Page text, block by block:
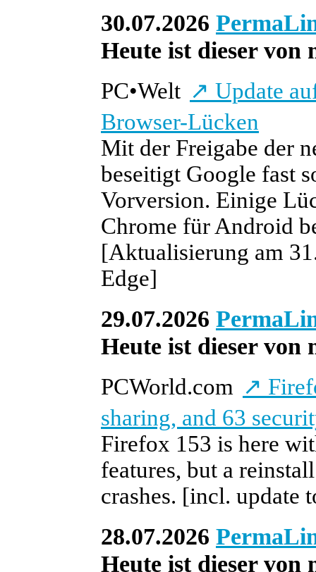
30.07.2026
Heute ist dieser von
PC•Welt ↗ Update
Browser-Lücken
Mit der Freigabe der
beseitigt Google fast
Vorversion. Einige
Chrome für Android
[Aktualisierung am
Edge]
29.07.2026
Heute ist dieser von
PCWorld.com ↗
sharing, and 63
Firefox 153 is here
features, but a
crashes. [incl. update
28.07.2026
Heute ist dieser von